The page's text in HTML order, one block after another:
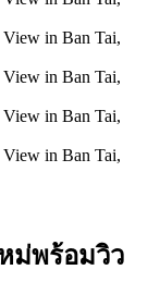
ม่พร้อมวิว